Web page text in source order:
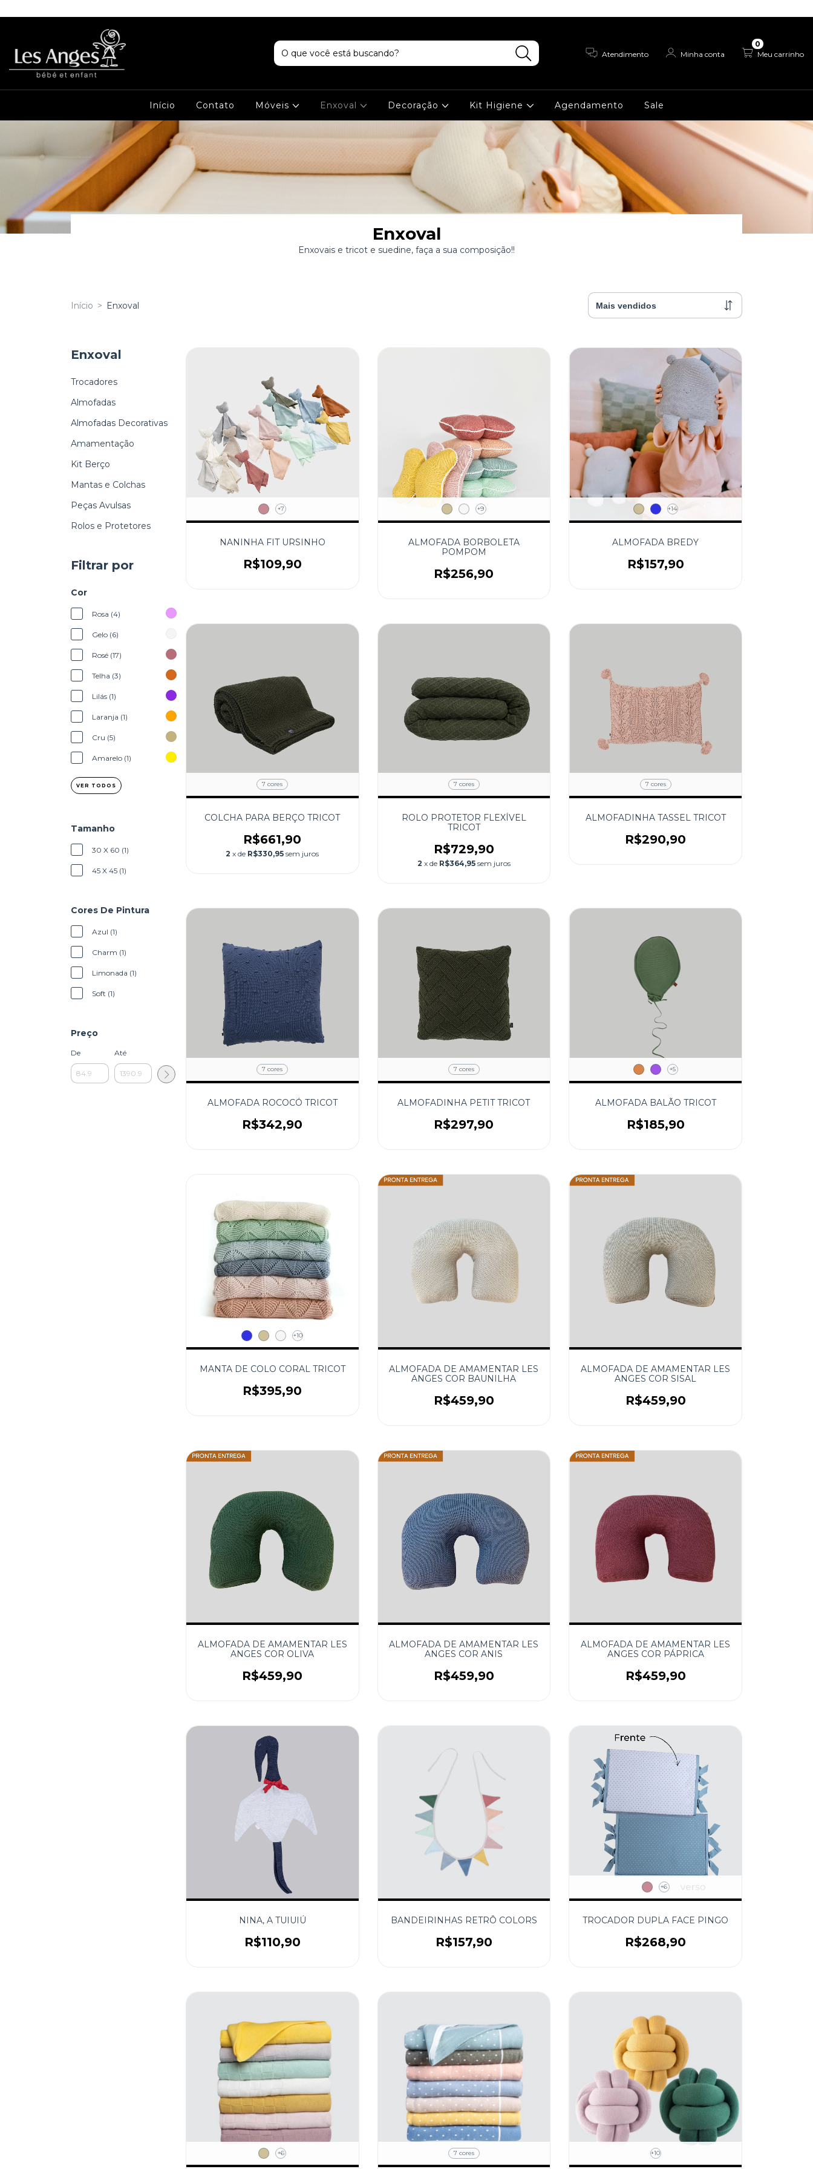
Atendimento Minha conta Meu carrinho
0
Início Contato Móveis Enxoval Decoração Kit Higiene Agendamento Sale
Enxoval
Enxovais e tricot e suedine, faça a sua composição!!
Início > Enxoval
Enxoval
Trocadores
Almofadas
Almofadas Decorativas
Amamentação
Kit Berço
Mantas e Colchas
Peças Avulsas
Rolos e Protetores
Filtrar por
Cor
Rosa (4)
Gelo (6)
Rosé (17)
Telha (3)
Lilás (1)
Laranja (1)
Cru (5)
Amarelo (1)
VER TODOS
Tamanho
30 X 60 (1)
45 X 45 (1)
Cores De Pintura
Azul (1)
Charm (1)
Limonada (1)
Soft (1)
Preço
De Até
+7
NANINHA FIT URSINHO
R$109,90
+9
ALMOFADA BORBOLETA
POMPOM
R$256,90
+14
ALMOFADA BREDY
R$157,90
7 cores
COLCHA PARA BERÇO TRICOT
R$661,90
2 x de R$330,95 sem juros
7 cores
ROLO PROTETOR FLEXÍVEL
TRICOT
R$729,90
2 x de R$364,95 sem juros
7 cores
ALMOFADINHA TASSEL TRICOT
R$290,90
7 cores
ALMOFADA ROCOCÓ TRICOT
R$342,90
7 cores
ALMOFADINHA PETIT TRICOT
R$297,90
+5
ALMOFADA BALÃO TRICOT
R$185,90
+10
MANTA DE COLO CORAL TRICOT
R$395,90
ALMOFADA DE AMAMENTAR LES
ANGES COR BAUNILHA
R$459,90
ALMOFADA DE AMAMENTAR LES
ANGES COR SISAL
R$459,90
ALMOFADA DE AMAMENTAR LES
ANGES COR OLIVA
R$459,90
ALMOFADA DE AMAMENTAR LES
ANGES COR ANIS
R$459,90
ALMOFADA DE AMAMENTAR LES
ANGES COR PÁPRICA
R$459,90
NINA, A TUIUIÚ
R$110,90
BANDEIRINHAS RETRÔ COLORS
R$157,90
+6
TROCADOR DUPLA FACE PINGO
R$268,90
+6 7 cores +10